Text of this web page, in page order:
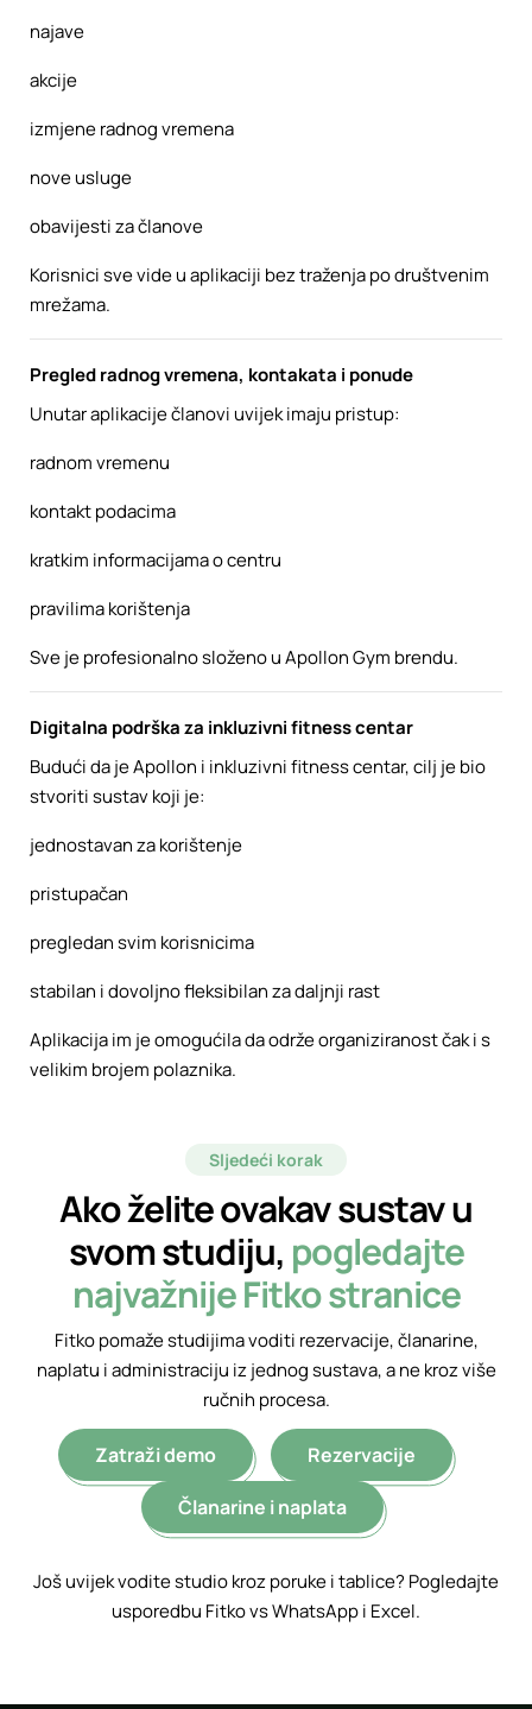
najave
akcije
izmjene radnog vremena
nove usluge
obavijesti za članove
Korisnici sve vide u aplikaciji bez traženja po društvenim
mrežama.
Pregled radnog vremena, kontakata i ponude
Unutar aplikacije članovi uvijek imaju pristup:
radnom vremenu
kontakt podacima
kratkim informacijama o centru
pravilima korištenja
Sve je profesionalno složeno u Apollon Gym brendu.
Digitalna podrška za inkluzivni fitness centar
Budući da je Apollon i inkluzivni fitness centar, cilj je bio
stvoriti sustav koji je:
jednostavan za korištenje
pristupačan
pregledan svim korisnicima
stabilan i dovoljno fleksibilan za daljnji rast
Aplikacija im je omogućila da održe organiziranost čak i s
velikim brojem polaznika.
Sljedeći korak
Ako želite ovakav sustav u
svom studiju, pogledajte
najvažnije Fitko stranice
Fitko pomaže studijima voditi rezervacije, članarine,
naplatu i administraciju iz jednog sustava, a ne kroz više
ručnih procesa.
Zatraži demo
Rezervacije
Članarine i naplata
Još uvijek vodite studio kroz poruke i tablice? Pogledajte
usporedbu Fitko vs WhatsApp i Excel.